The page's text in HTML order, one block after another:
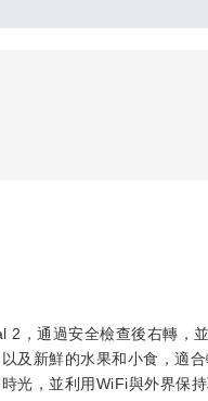
，通過安全檢查後右轉，
及新鮮的水果和小食，適
光，並利用WiFi與外界保持